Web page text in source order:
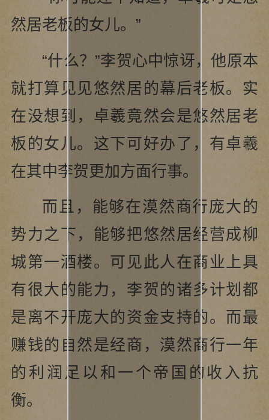
然居老板的女儿。”
“什么？”李贺心中惊讶，他原本
就打算见见悠然居的幕后老板。实
在没想到，卓羲竟然会是悠然居老
板的女儿。这下可好办了，有卓羲
在其中李贺更加方面行事。
而且，能够在漠然商行庞大的
势力之下，能够把悠然居经营成柳
城第一酒楼。可见此人在商业上具
有很大的能力，李贺的诸多计划都
是离不开庞大的资金支持的。而最
赚钱的自然是经商，漠然商行一年
的利润足以和一个帝国的收入抗
衡。